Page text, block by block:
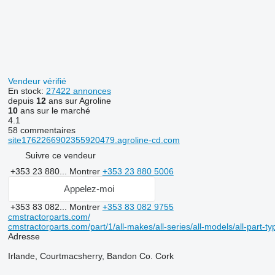
Vendeur vérifié
En stock: 27422 annonces
depuis 12ans sur Agroline
10ans sur le marché
4.1
58 commentaires
site1762266902355920479.agroline-cd.com
Suivre ce vendeur
+353 23 880... Montrer +353 23 880 5006
Appelez-moi
+353 83 082... Montrer +353 83 082 9755
cmstractorparts.com/
cmstractorparts.com/part/1/all-makes/all-series/all-models/all-part-
Adresse
Irlande, Courtmacsherry, Bandon Co. Cork